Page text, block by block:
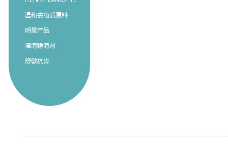
温和去角质原料
明星产品
增泡稳泡剂
舒敏抗炎